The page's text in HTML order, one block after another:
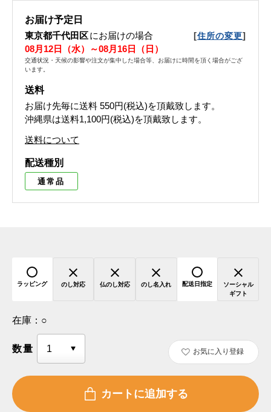
お届け予定日
東京都千代田区にお届けの場合 [住所の変更]
08月12日（水）～08月16日（日）
交通状況・天候の影響や注文が集中した場合等、お届けに時間を頂く場合がござ
います。
送料
お届け先毎に送料 550円(税込)を頂戴致します。
沖縄県は送料1,100円(税込)を頂戴致します。
送料について
配送種別
通常品
ラッピング のし対応 仏のし対応 のし名入れ 配送日指定
ソーシャル
ギフト
在庫： ○
数量 お気に入り登録